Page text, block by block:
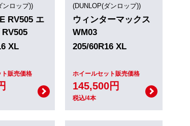
ンロップ))
RV505 エ
XL
販売価格
(DUNLOP(ダンロップ))
ウィンターマックス
WM03
205/60R16 XL
ホイールセット販売価格
145,500円
税込/4本